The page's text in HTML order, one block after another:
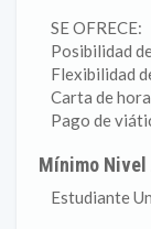
SE OFRECE:
Posibilidad
Flexibilidad
Carta de
Pago de
Mínimo Nivel
Estudiante